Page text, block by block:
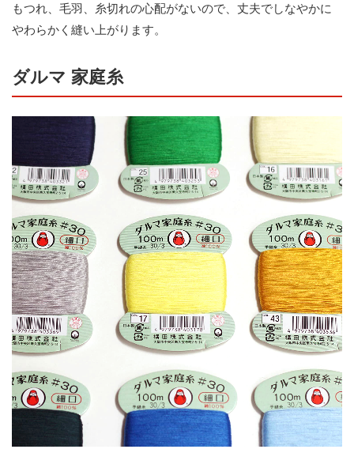
もつれ、毛羽、糸切れの心配がないので、丈夫でしなやかに
やわらかく縫い上がります。
ダルマ 家庭糸